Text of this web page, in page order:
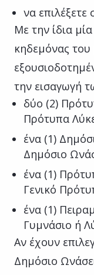
να επιλέξετε
Με την ίδια
κηδεμόνας
την εισαγωγή
δύο (2)
Πρότυπα
ένα (1)
Δημόσιο
ένα (1)
Γενικό
ένα (1)
Γυμνάσιο ή
Αν έχουν
Δημόσιο